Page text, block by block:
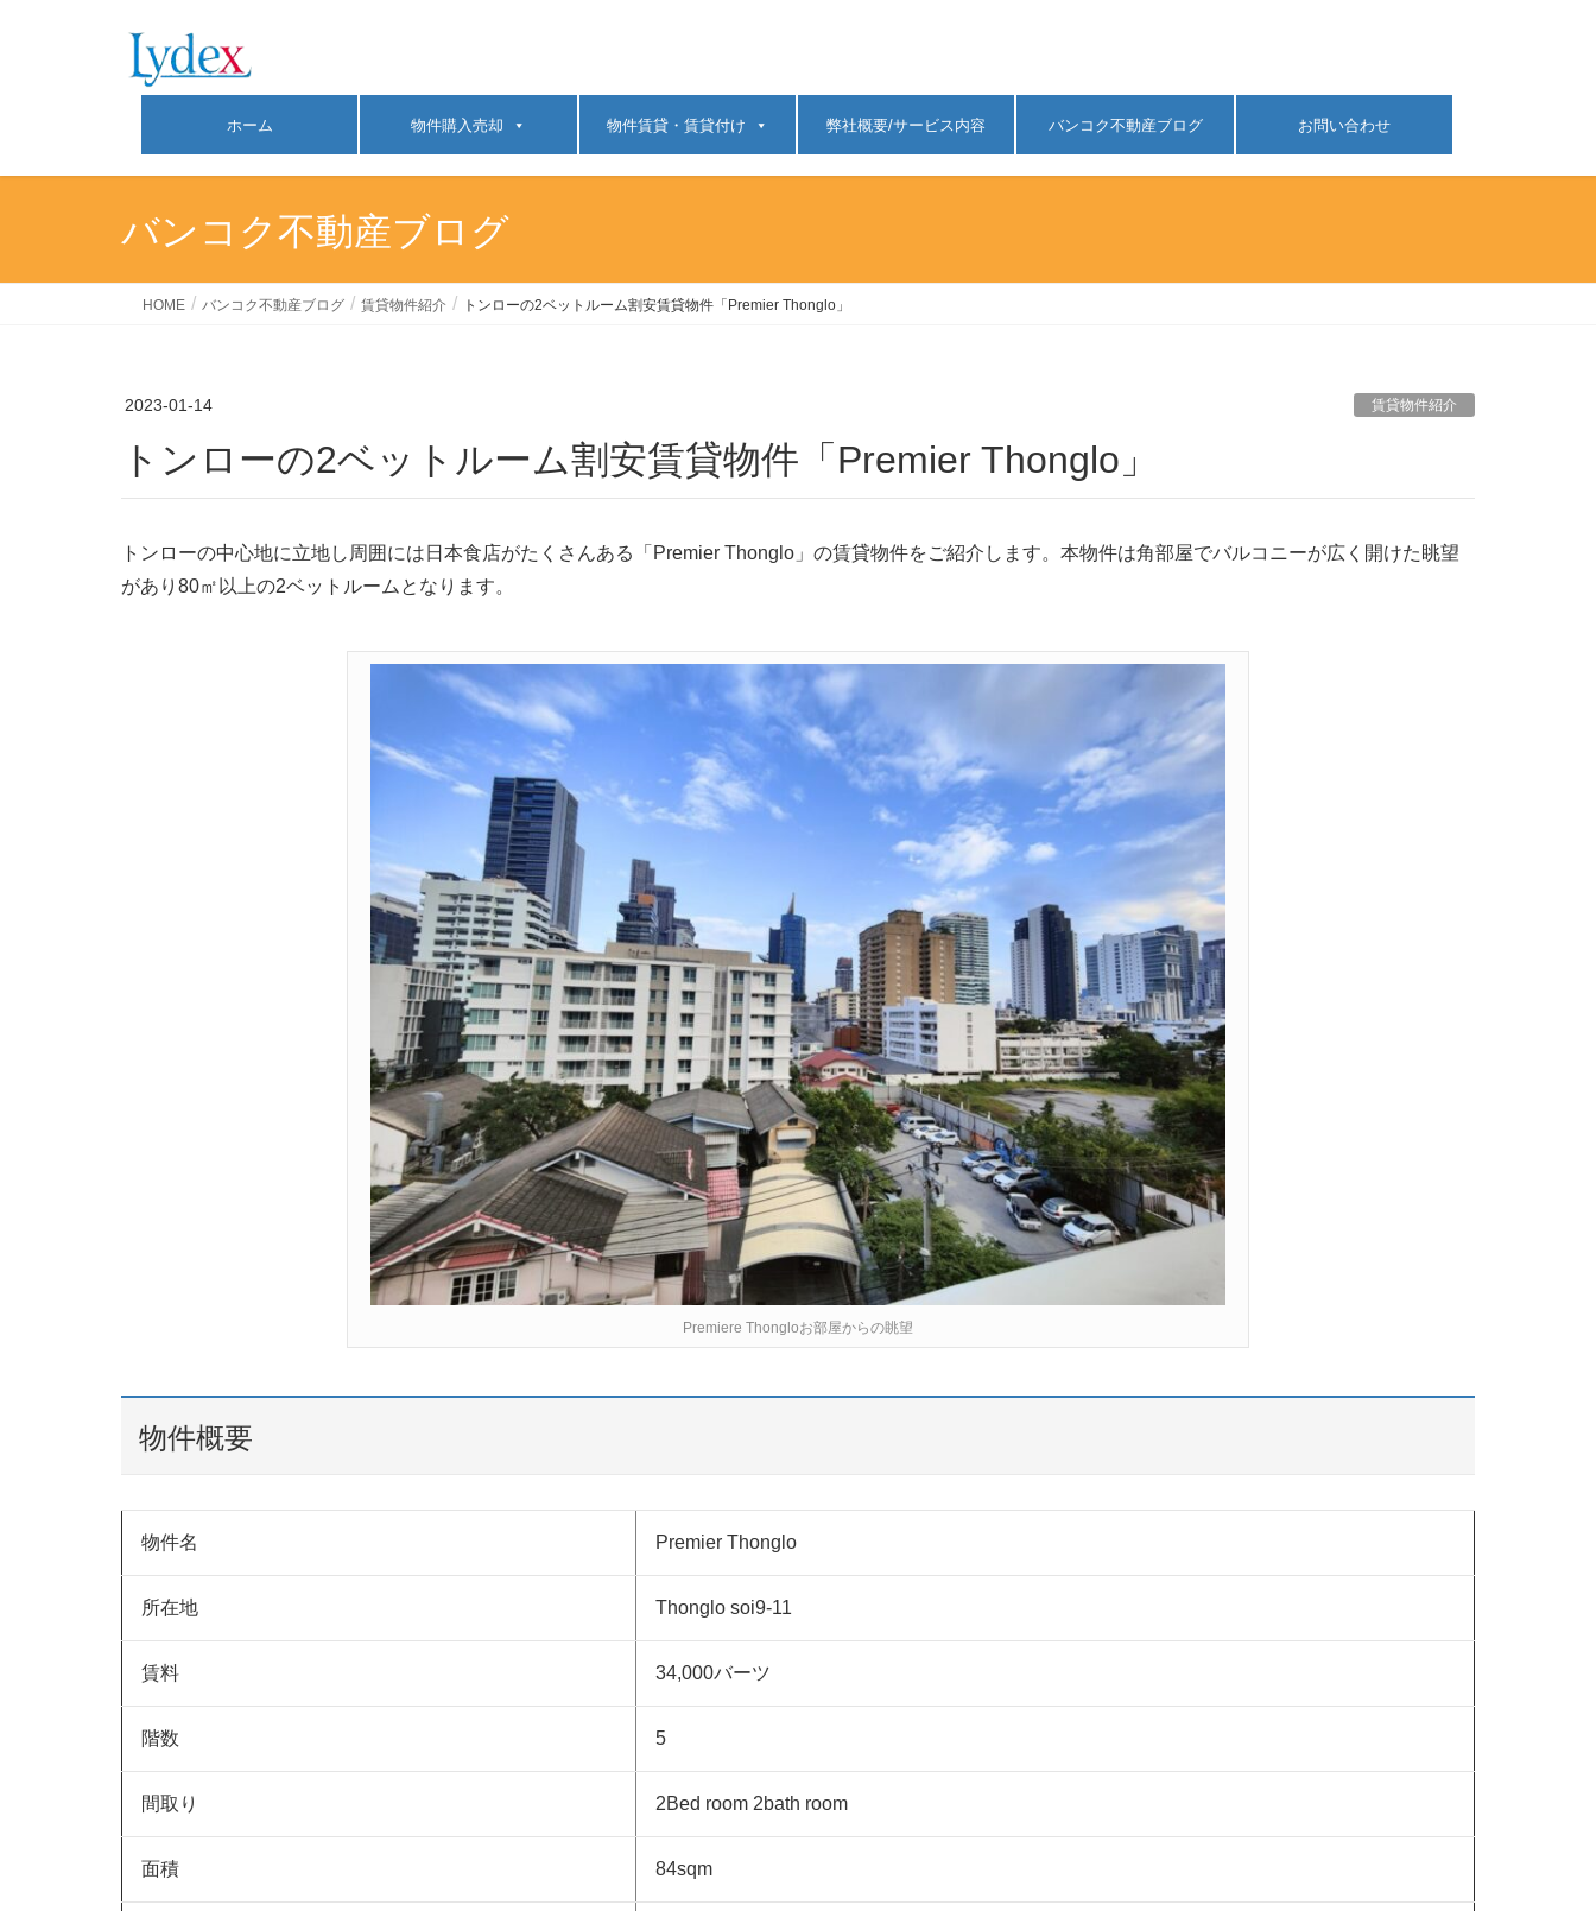
ホーム 物件購入売却 物件賃貸・賃貸付け 弊社概要/サービス内容 バンコク不動産ブログ お問い合わせ
バンコク不動産ブログ
HOME バンコク不動産ブログ 賃貸物件紹介 トンローの2ベットルーム割安賃貸物件「Premier Thonglo」
2023-01-14 賃貸物件紹介
トンローの2ベットルーム割安賃貸物件「Premier Thonglo」
トンローの中心地に立地し周囲には日本食店がたくさんある「Premier Thonglo」の賃貸物件をご紹介します。本物件は角部屋でバルコニーが広く開けた眺望
があり80㎡以上の2ベットルームとなります。
Premiere Thongloお部屋からの眺望
物件概要
物件名 Premier Thonglo
所在地 Thonglo soi9-11
賃料 34,000バーツ
階数 5
間取り 2Bed room 2bath room
面積 84sqm